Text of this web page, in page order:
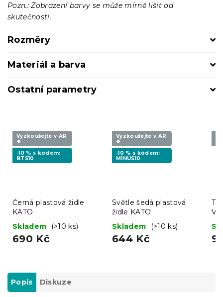
Pozn.: Zobrazení barvy se může mírně lišit od
skutečnosti.
Rozměry
Materiál a barva
Ostatní parametry
Vyzkoušejte v AR
❖
-10 % s kódem:
BTS10
Černá plastová židle
KATO
Skladem
(>10 ks)
690 Kč
Vyzkoušejte v AR
❖
-10 % s kódem:
MINUS10
Světle šedá plastová
židle KATO
Skladem
(>10 ks)
644 Kč
Popis Diskuze